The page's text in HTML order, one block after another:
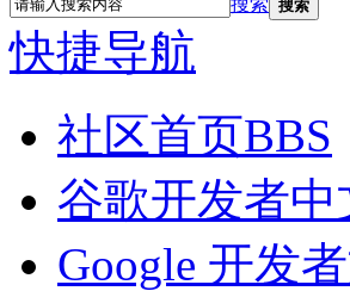
搜索
快捷导航
社区首页BBS
谷歌开发者中
Google 开发